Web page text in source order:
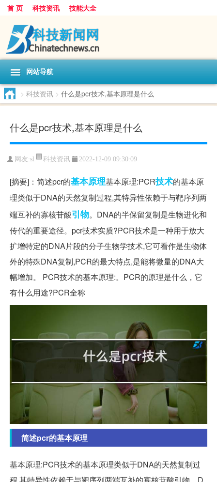
首 页 科技资讯 技能大全
网站导航
> 科技资讯 > 什么是pcr技术,基本原理是什么
什么是pcr技术,基本原理是什么
网友:sl 科技资讯 2022-12-09 09:30:09
[摘要]：简述pcr的基本原理基本原理:PCR技术的基本原
理类似于DNA的天然复制过程,其特异性依赖于与靶序列两
端互补的寡核苷酸引物。DNA的半保留复制是生物进化和
传代的重要途径。pcr技术实质?PCR技术是一种用于放大
扩增特定的DNA片段的分子生物学技术,它可看作是生物体
外的特殊DNA复制,PCR的最大特点,是能将微量的DNA大
幅增加。 PCR技术的基本原理:。PCR的原理是什么，它
有什么用途?PCR全称
简述pcr的基本原理
基本原理:PCR技术的基本原理类似于DNA的天然复制过